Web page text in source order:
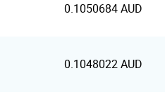
0.1050684 AUD
0.1048022 AUD